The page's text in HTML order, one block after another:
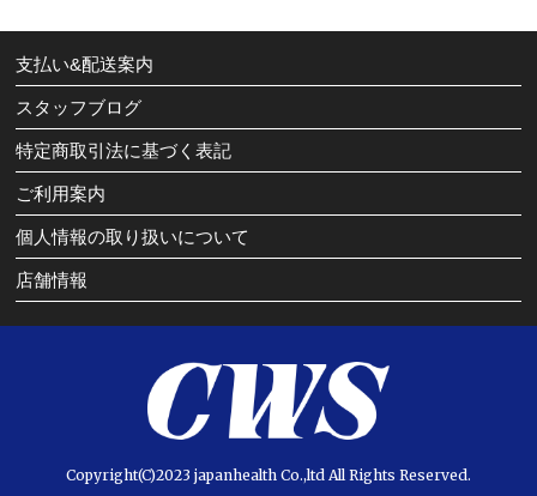
支払い&配送案内
スタッフブログ
特定商取引法に基づく表記
ご利用案内
個人情報の取り扱いについて
店舗情報
Copyright(C)2023 japanhealth Co.,ltd All Rights Reserved.